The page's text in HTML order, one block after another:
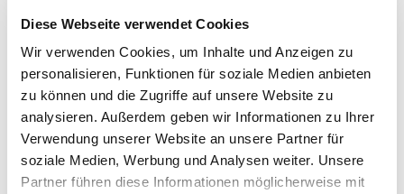
Diese Webseite verwendet Cookies
Wir verwenden Cookies, um Inhalte und Anzeigen zu
personalisieren, Funktionen für soziale Medien anbieten
zu können und die Zugriffe auf unsere Website zu
analysieren. Außerdem geben wir Informationen zu Ihrer
Verwendung unserer Website an unsere Partner für
soziale Medien, Werbung und Analysen weiter. Unsere
Partner führen diese Informationen möglicherweise mit